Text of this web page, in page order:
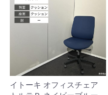
イトーキ オフィスチェア